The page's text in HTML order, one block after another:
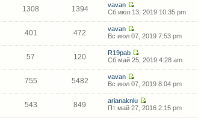
1308 1394
vavan
Сб июл 13, 2019 10:35 pm
401 472
vavan
Вс июл 07, 2019 7:53 pm
57 120
R19pab
Сб май 25, 2019 4:28 am
755 5482
vavan
Вс июл 07, 2019 8:04 pm
543 849
arianaknlu
Пт май 27, 2016 2:15 pm